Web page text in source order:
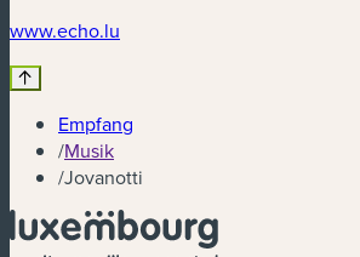
www.echo.lu
Empfang
/Musik
/Jovanotti